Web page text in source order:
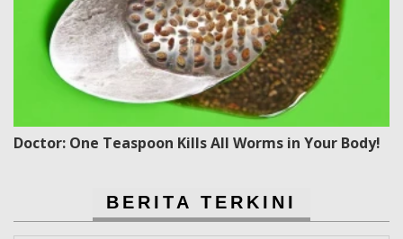
Doctor: One Teaspoon Kills All Worms in Your Body!
BERITA TERKINI